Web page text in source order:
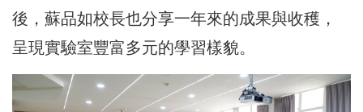
後，蘇品如校長也分享一年來的成果與收穫，
呈現實驗室豐富多元的學習樣貌。